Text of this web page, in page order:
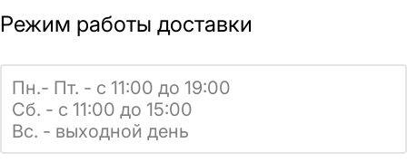
Режим работы доставки
Пн.- Пт. - с 11:00 до 19:00
Сб. - с 11:00 до 15:00
Вс. - выходной день